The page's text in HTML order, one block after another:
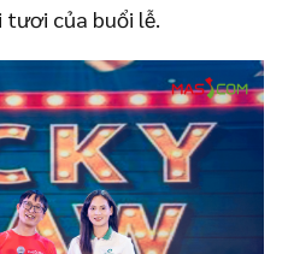
của buổi lễ.